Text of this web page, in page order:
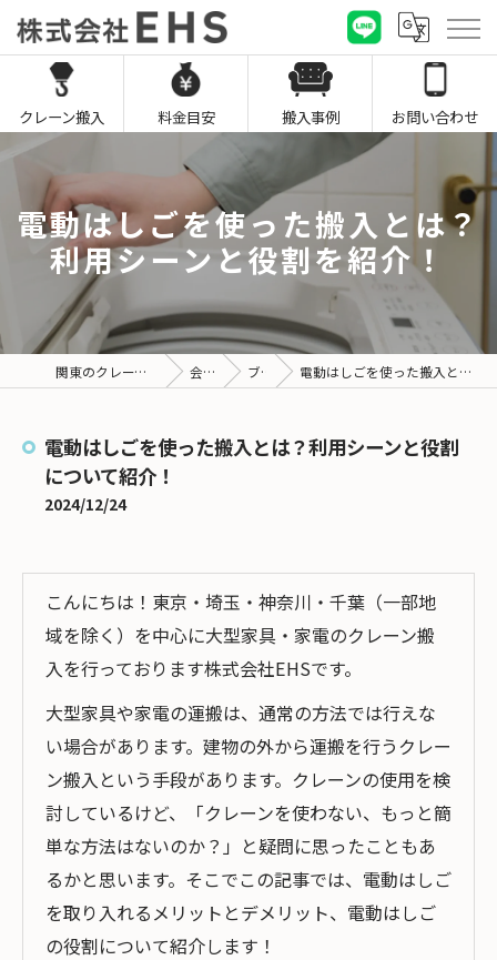
クレーン搬入 料金目安 搬入事例 お問い合わせ
電動はしごを使った搬入とは？
利用シーンと役割を紹介！
関東のクレーン搬入なら株式会社EHS 会社概要 ブログ 電動はしごを使った搬入とは？利用シーンと役割について紹介！
電動はしごを使った搬入とは？利用シーンと役割
について紹介！
2024/12/24
こんにちは！東京・埼玉・神奈川・千葉（一部地
域を除く）を中心に大型家具・家電のクレーン搬
入を行っております株式会社EHSです。
大型家具や家電の運搬は、通常の方法では行えな
い場合があります。建物の外から運搬を行うクレー
ン搬入という手段があります。クレーンの使用を検
討しているけど、「クレーンを使わない、もっと簡
単な方法はないのか？」と疑問に思ったこともあ
るかと思います。そこでこの記事では、電動はしご
を取り入れるメリットとデメリット、電動はしご
の役割について紹介します！